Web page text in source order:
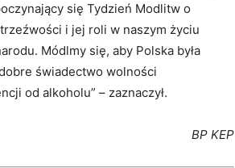
się Tydzień Modlitw o
i jej roli w naszym życiu
Módlmy się, aby Polska była
świadectwo wolności
od alkoholu” – zaznaczył.
BP KEP